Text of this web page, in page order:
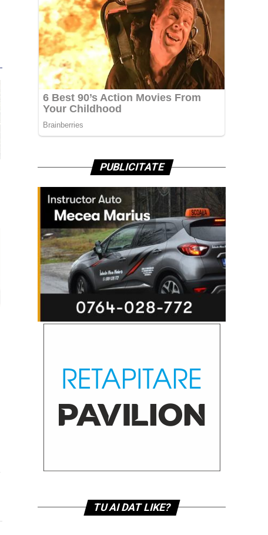
PUBLICITATE
TU AI DAT LIKE?